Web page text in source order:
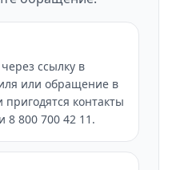
ссылку в
или обращение в
контакты
8 800 700 42 11.